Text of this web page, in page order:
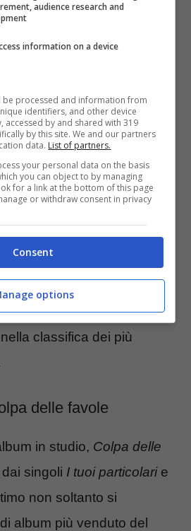
a far cantare e
con i suoi album.
anche lui un posto in
più venduti dell’anno.
– Cip!
Cip!,
Brunori Sas è capace
e la freschezza della
stile più impegnato,
degli ascoltatori fin da
il suo album non
classifica dei più
delle favole
in studio, Colpa delle
singoli I tuoi particolari e
non soltanto si
album più venduto del
audience research and
information on a device
be processed and information from
identifiers, and other device
accessed by and shared with 319
by this site. We and our partners
data. List of partners.
your personal data on the basis
you can object to by managing
for a link at the bottom of this page
or withdraw consent in privacy
Consent
options